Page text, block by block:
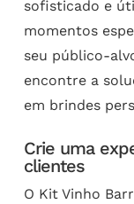
sofisticado e
momentos
seu público-
encontre a
em brindes
Crie uma
clientes
O Kit Vinho